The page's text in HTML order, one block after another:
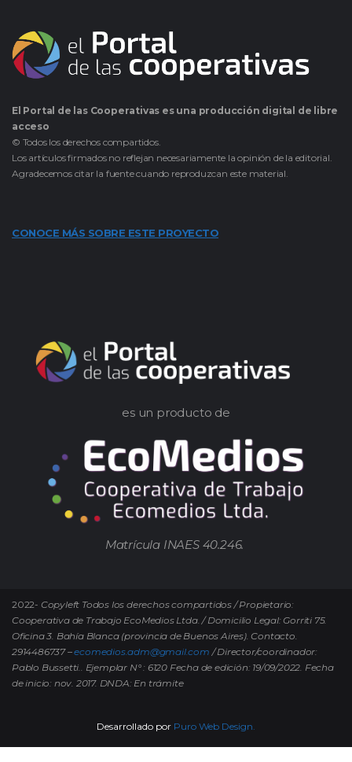
El Portal de las Cooperativas es una producción digital de libre
acceso
© Todos los derechos compartidos.
Los artículos firmados no reflejan necesariamente la opinión de la editorial.
Agradecemos citar la fuente cuando reproduzcan este material.
CONOCE MÁS SOBRE ESTE PROYECTO
es un producto de
Matrícula INAES 40.246.
2022- Copyleft Todos los derechos compartidos / Propietario:
Cooperativa de Trabajo EcoMedios Ltda. / Domicilio Legal: Gorriti 75.
Oficina 3. Bahía Blanca (provincia de Buenos Aires). Contacto.
2914486737 –ecomedios.adm@gmail.com / Director/coordinador:
Pablo Bussetti.. Ejemplar N° : 6120 Fecha de edición: 19/09/2022. Fecha
de inicio: nov. 2017. DNDA: En trámite
Desarrollado por Puro Web Design.